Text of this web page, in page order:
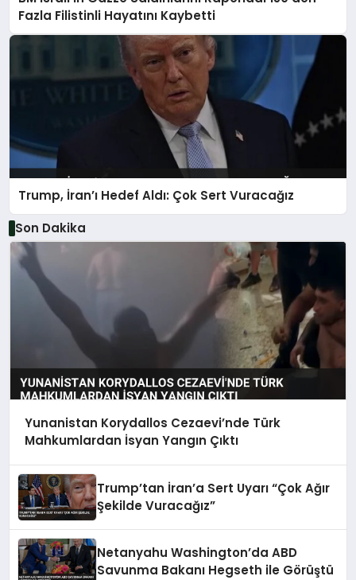
Fazla Filistinli Hayatını Kaybetti
Trump, İran’ı Hedef Aldı: Çok Sert Vuracağız
Son Dakika
Yunanistan Korydallos Cezaevi’nde Türk
Mahkumlardan İsyan Yangın Çıktı
Trump’tan İran’a Sert Uyarı “Çok Ağır
Şekilde Vuracağız”
Netanyahu Washington’da ABD
Savunma Bakanı Hegseth ile Görüştü